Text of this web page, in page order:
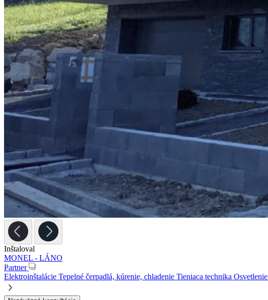
Inštaloval
MONEL - LÁNO
Partner
Elektroinštalácie Tepelné čerpadlá, kúrenie, chladenie Tieniaca technika Osvetlenie